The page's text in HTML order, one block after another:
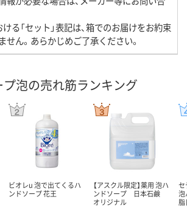
る「セット」表記は、箱でのお届けをお約束
せん。あらかじめご了承ください。
泡の売れ筋ランキング
ビオレu 泡で出てくるハ
ンドソープ 花王
【アスクル限定】薬用 泡ハ
ンドソープ 日本石鹸
オリジナル
脂